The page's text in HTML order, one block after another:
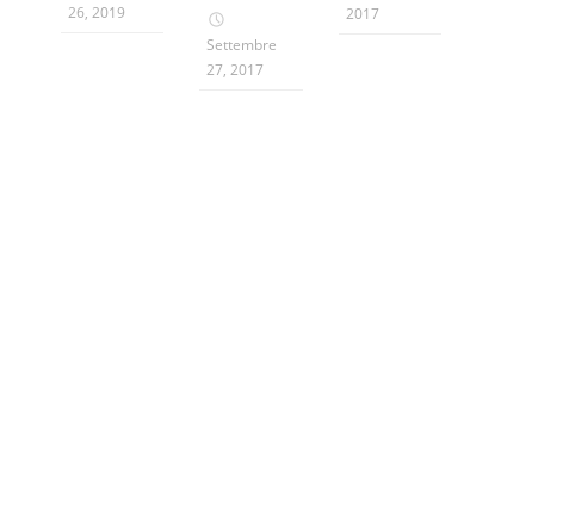
26, 2019
Settembre
27, 2017
2017